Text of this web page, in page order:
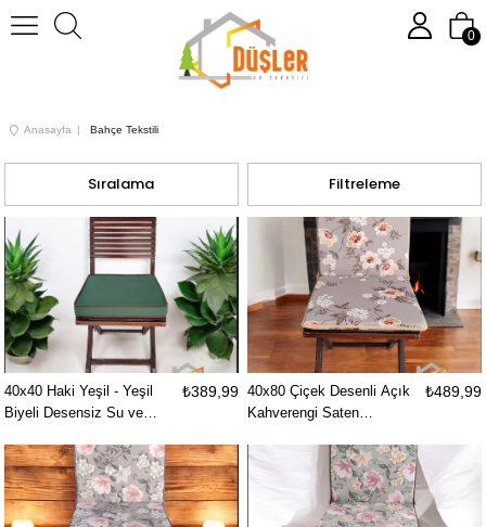
0
Anasayfa Bahçe Tekstili
Filtreleme
Sıralama
40x40 Haki Yeşil - Yeşil
Biyeli Desensiz Su ve
Fermuarlı Bağcıklı Biyeli
Sandalye Minderi 5 cm
₺389,99 40x80 Çiçek Desenli Açık
Kahverengi Saten
Sırtlı Sandalye Minderi 3
₺489,99